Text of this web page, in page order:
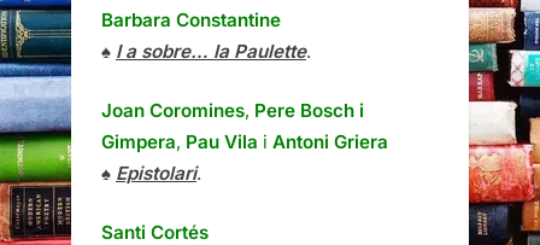
Barbara Constantine
♠ I a sobre… la Paulette.
Joan Coromines, Pere Bosch i
Gimpera, Pau Vila i Antoni Griera
♠ Epistolari.
Santi Cortés